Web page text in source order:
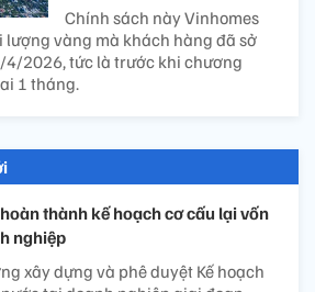
Chính sách này Vinhomes
lượng vàng mà khách hàng đã sở
2026, tức là trước khi chương
1 tháng.
thành kế hoạch cơ cấu lại vốn
nghiệp
xây dựng và phê duyệt Kế hoạch